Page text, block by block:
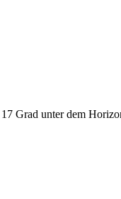
Grad unter dem